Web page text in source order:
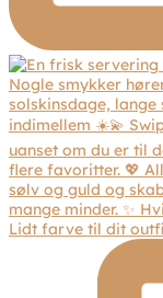
Lidt farve til dit